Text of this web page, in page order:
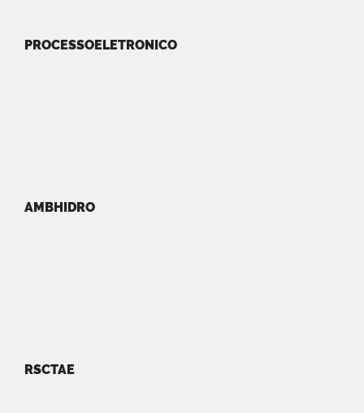
PROCESSOELETRONICO
AMBHIDRO
RSCTAE